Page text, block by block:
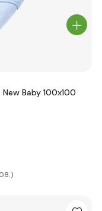
Baby 100x100